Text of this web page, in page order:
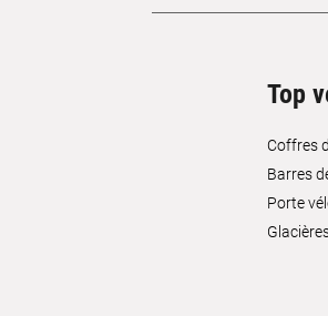
Top
Coffres
Barres
Porte